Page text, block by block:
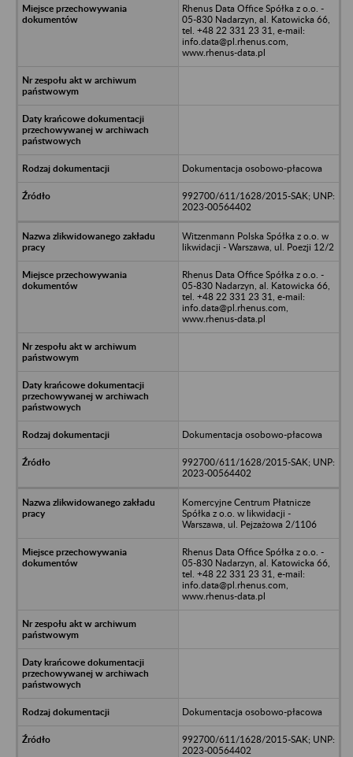
Rhenus Data Office Spółka z o.o. -
05-830 Nadarzyn, al. Katowicka 66,
tel. +48 22 331 23 31, e-mail:
info.data@pl.rhenus.com,
www.rhenus-data.pl
Dokumentacja osobowo-płacowa
992700/611/1628/2015-SAK; UNP:
2023-00564402
Witzenmann Polska Spółka z o.o. w
likwidacji - Warszawa, ul. Poezji 12/2
Rhenus Data Office Spółka z o.o. -
05-830 Nadarzyn, al. Katowicka 66,
tel. +48 22 331 23 31, e-mail:
info.data@pl.rhenus.com,
www.rhenus-data.pl
Dokumentacja osobowo-płacowa
992700/611/1628/2015-SAK; UNP:
2023-00564402
Komercyjne Centrum Płatnicze
Spółka z o.o. w likwidacji -
Warszawa, ul. Pejzażowa 2/1106
Rhenus Data Office Spółka z o.o. -
05-830 Nadarzyn, al. Katowicka 66,
tel. +48 22 331 23 31, e-mail:
info.data@pl.rhenus.com,
www.rhenus-data.pl
Dokumentacja osobowo-płacowa
992700/611/1628/2015-SAK; UNP:
2023-00564402